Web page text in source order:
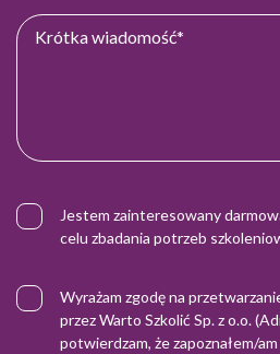
Jestem zainteresowany
celu zbadania potrzeb
Wyrażam zgodę na
przez Warto Szkolić Sp. z o.o.
potwierdzam, że zapoznałem/am